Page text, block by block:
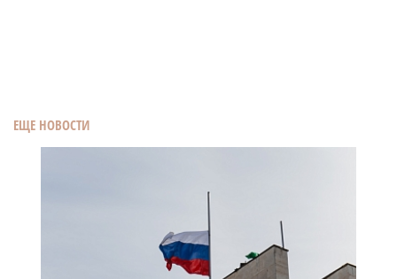
ЕЩЕ НОВОСТИ